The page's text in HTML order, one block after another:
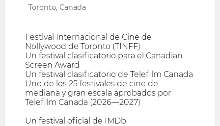
Toronto, Canada
Festival Internacional de Cine de
Nollywood de Toronto (TINFF)
Un festival clasificatorio para el Canadian
Screen Award
Un festival clasificatorio de Telefilm Canada
Uno de los 25 festivales de cine de
mediana y gran escala aprobados por
Telefilm Canada (2026—2027)
Un festival oficial de IMDb